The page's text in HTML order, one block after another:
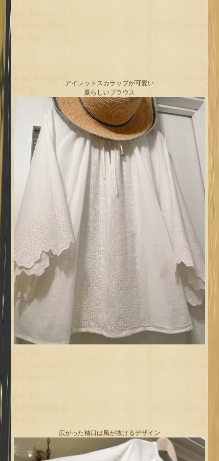
アイレットスカラップが可愛い
夏らしいブラウス
広がった袖口は風が抜けるデザイン